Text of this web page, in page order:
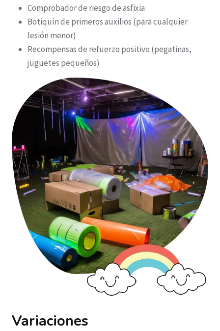
Comprobador de riesgo de asfixia
Botiquín de primeros auxilios (para cualquier
lesión menor)
Recompensas de refuerzo positivo (pegatinas,
juguetes pequeños)
Variaciones